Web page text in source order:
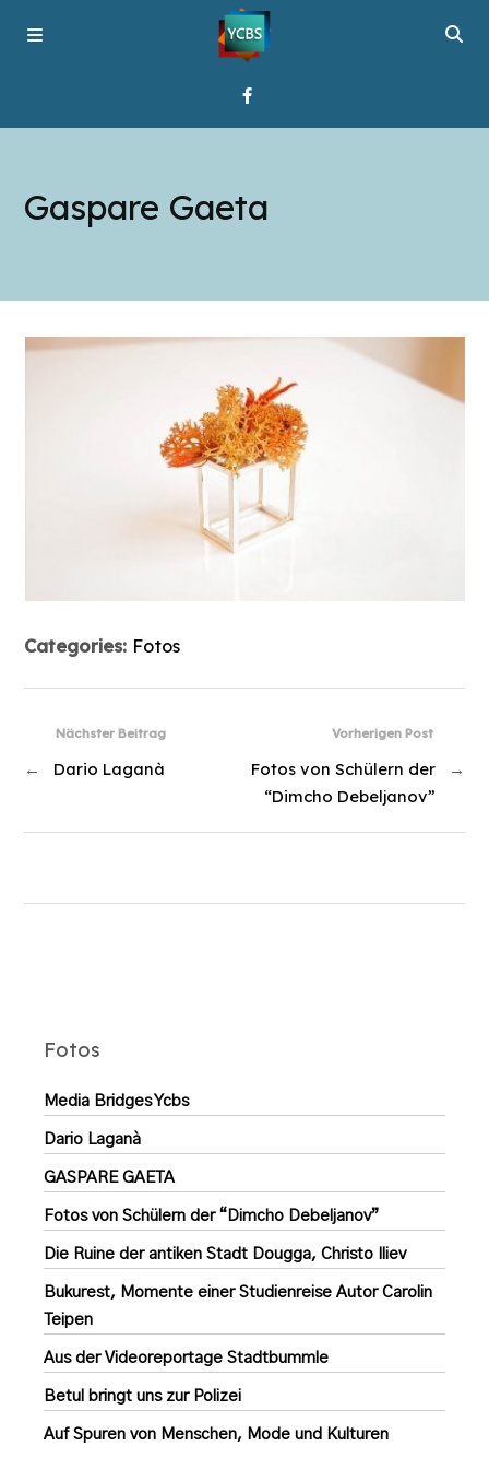
Programme
Über YCBS
Gaspare Gaeta
Categories: Fotos
Vorherigen Post
Fotos von Schülern der
“Dimcho Debeljanov”
→
Nächster Beitrag
← Dario Laganà
Fotos
Media Bridges Ycbs
Dario Laganà
GASPARE GAETA
Fotos von Schülern der “Dimcho Debeljanov”
Die Ruine der antiken Stadt Dougga, Christo Iliev
Bukurest, Momente einer Studienreise Autor Carolin
Teipen
Aus der Videoreportage Stadtbummle
Betul bringt uns zur Polizei
Auf Spuren von Menschen, Mode und Kulturen